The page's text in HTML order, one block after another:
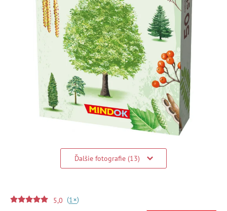
Ďalšie fotografie (13)
5,0 (1+)